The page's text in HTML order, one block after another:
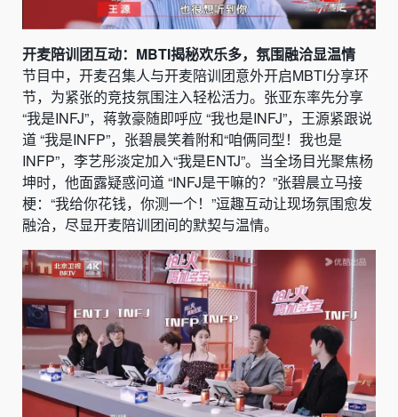
开麦陪训团互动：MBTI揭秘欢乐多，氛围融洽显温情
节目中，开麦召集人与开麦陪训团意外开启MBTI分享环
节，为紧张的竞技氛围注入轻松活力。张亚东率先分享
“我是INFJ”，蒋敦豪随即呼应 “我也是INFJ”，王源紧跟说
道 “我是INFP”，张碧晨笑着附和“咱俩同型！我也是
INFP”，李艺彤淡定加入“我是ENTJ”。当全场目光聚焦杨
坤时，他面露疑惑问道 “INFJ是干嘛的？”张碧晨立马接
梗：“我给你花钱，你测一个！”逗趣互动让现场氛围愈发
融洽，尽显开麦陪训团间的默契与温情。